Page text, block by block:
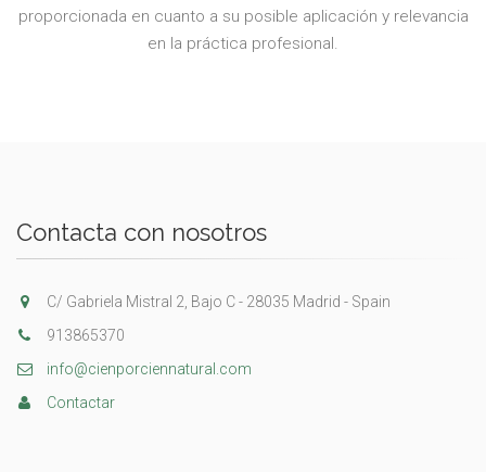
proporcionada en cuanto a su posible aplicación y relevancia
en la práctica profesional.
Contacta con nosotros
C/ Gabriela Mistral 2, Bajo C - 28035 Madrid - Spain
913865370
info@cienporciennatural.com
Contactar